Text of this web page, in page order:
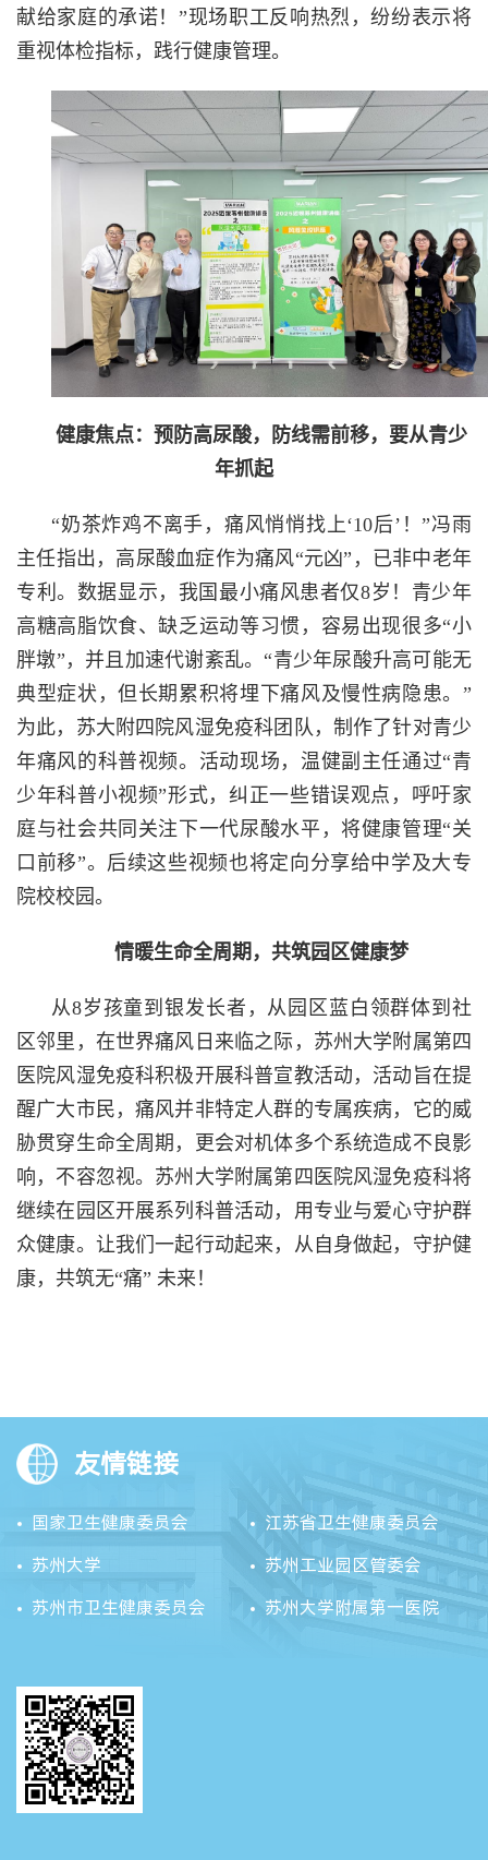
献给家庭的承诺！”现场职工反响热烈，纷纷表示将
重视体检指标，践行健康管理。
健康焦点：预防高尿酸，防线需前移，要从青少
年抓起
“奶茶炸鸡不离手，痛风悄悄找上‘10后’！”冯雨
主任指出，高尿酸血症作为痛风“元凶”，已非中老年
专利。数据显示，我国最小痛风患者仅8岁！青少年
高糖高脂饮食、缺乏运动等习惯，容易出现很多“小
胖墩”，并且加速代谢紊乱。“青少年尿酸升高可能无
典型症状，但长期累积将埋下痛风及慢性病隐患。”
为此，苏大附四院风湿免疫科团队，制作了针对青少
年痛风的科普视频。活动现场，温健副主任通过“青
少年科普小视频”形式，纠正一些错误观点，呼吁家
庭与社会共同关注下一代尿酸水平，将健康管理“关
口前移”。后续这些视频也将定向分享给中学及大专
院校校园。
情暖生命全周期，共筑园区健康梦
从8岁孩童到银发长者，从园区蓝白领群体到社
区邻里，在世界痛风日来临之际，苏州大学附属第四
医院风湿免疫科积极开展科普宣教活动，活动旨在提
醒广大市民，痛风并非特定人群的专属疾病，它的威
胁贯穿生命全周期，更会对机体多个系统造成不良影
响，不容忽视。苏州大学附属第四医院风湿免疫科将
继续在园区开展系列科普活动，用专业与爱心守护群
众健康。让我们一起行动起来，从自身做起，守护健
康，共筑无“痛” 未来！
友情链接
国家卫生健康委员会
江苏省卫生健康委员会
苏州大学
苏州工业园区管委会
苏州市卫生健康委员会
苏州大学附属第一医院